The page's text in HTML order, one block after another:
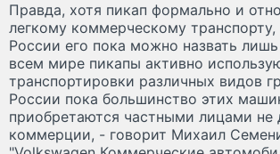
Правда, хотя пикап формально и
легкому коммерческому
России его пока можно назвать
всем мире пикапы активно
транспортировки различных видов
России пока большинство этих
приобретаются частными лицами не
коммерции, - говорит Михаил